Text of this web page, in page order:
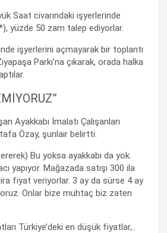
Saat civarındaki işyerlerinde
yüzde 50 zam talep ediyorlar.
işyerlerini açmayarak bir toplantı
Parkı’na çıkarak, orada halka
Ayakkabı İmalatı Çalışanları
Özay, şunlaır belirtti:
Bu yoksa ayakkabı da yok.
yapıyor. Mağazada satışı 300 ila
fiyat veriyorlar. 3 ay da sürse 4 ay
Onlar bize muhtaç biz zaten
Türkiye’deki en düşük fiyatlar,..